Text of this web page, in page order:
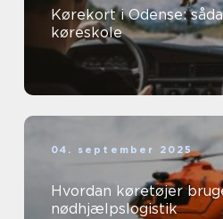
Kørekort i Odense:
køreskole
04. september 2025
Hvordan køretøjer
nødhjælpslogistik